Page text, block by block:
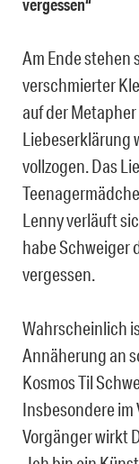
vergessen“
Am Ende stehen
verschmierter
auf der
Liebeserklärung
vollzogen. Das
Lenny verläuft
habe Schweiger
vergessen.
Wahrscheinlich
Annäherung an
Kosmos Til
Insbesondere im
Vorgänger wirkt